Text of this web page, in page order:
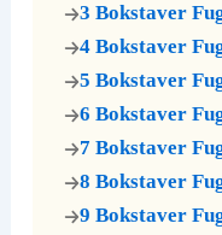
3 Bokstaver
4 Bokstaver
5 Bokstaver
6 Bokstaver
7 Bokstaver
8 Bokstaver
9 Bokstaver